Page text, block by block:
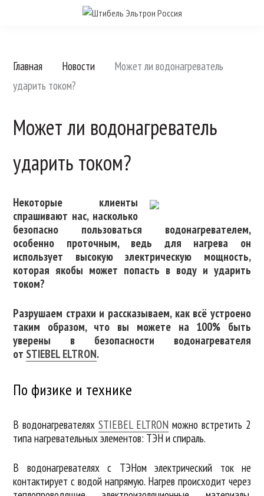
Главная Новости
Может ли водонагреватель
ударить током?
Может ли водонагреватель
ударить током?
Некоторые клиенты
спрашивают нас, насколько
безопасно пользоваться водонагревателем,
особенно проточным, ведь для нагрева он
использует высокую электрическую мощность,
которая якобы может попасть в воду и ударить
током?
Разрушаем страхи и рассказываем, как всё устроено
таким образом, что вы можете на 100% быть
уверены в безопасности водонагревателя
от STIEBEL ELTRON.
По физике и технике
В водонагревателях STIEBEL ELTRON можно встретить 2
типа нагревательных элементов: ТЭН и спираль.
В водонагревателях с ТЭНом электрический ток не
контактирует с водой напрямую. Нагрев происходит через